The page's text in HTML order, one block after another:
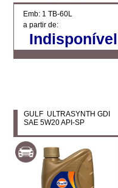
Emb: 1 TB-60L
a partir de:
Indisponível
GULF ULTRASYNTH GDI
SAE 5W20 API-SP